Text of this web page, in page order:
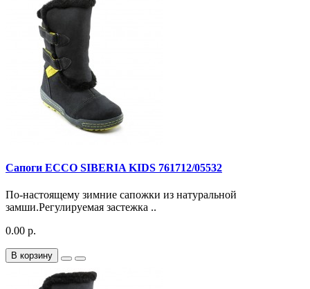
Сапоги ECCO SIBERIA KIDS 761712/05532
По-настоящему зимние сапожки из натуральной
замши.Регулируемая застежка ..
0.00 р.
В корзину